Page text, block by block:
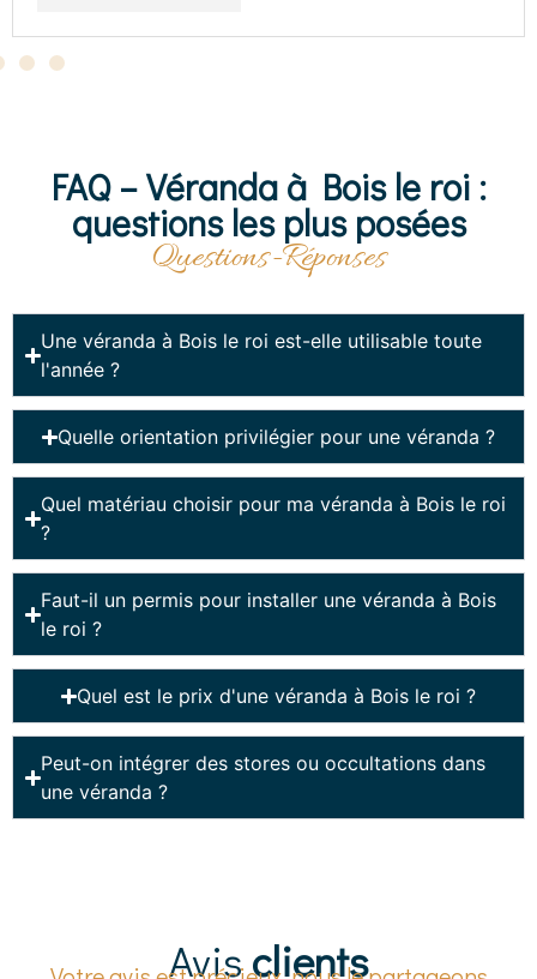
FAQ – Véranda à Bois le roi :
questions les plus posées
Questions-Réponses
Une véranda à Bois le roi est-elle utilisable toute
l'année ?
Quelle orientation privilégier pour une véranda ?
Quel matériau choisir pour ma véranda à Bois le roi
?
Faut-il un permis pour installer une véranda à Bois
le roi ?
Quel est le prix d'une véranda à Bois le roi ?
Peut-on intégrer des stores ou occultations dans
une véranda ?
Avisclients